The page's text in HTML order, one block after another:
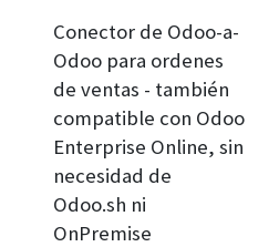
Conector de Odoo-a-
Odoo para ordenes
de ventas - también
compatible con Odoo
Enterprise Online, sin
necesidad de
Odoo.sh ni
OnPremise